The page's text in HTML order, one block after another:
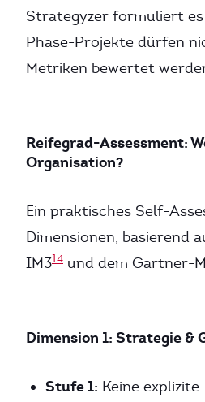
Strategyzer formuliert
Phase-Projekte dürfen
Metriken bewertet
Reifegrad-Assessment:
Organisation?
Ein praktisches Self-
Dimensionen, basierend
IM314 und dem Gartner-
Dimension 1: Strategie &
Stufe 1: Keine explizite